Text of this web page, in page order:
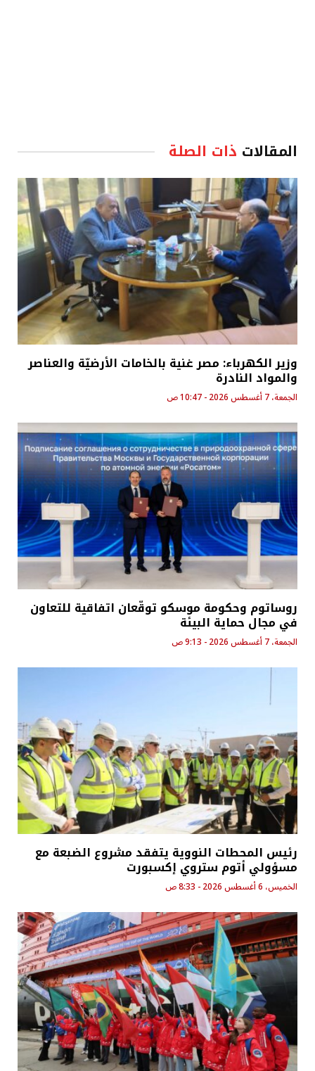
المقالات ذات الصلة
وزير الكهرباء: مصر غنية بالخامات الأرضيّة والعناصر
والمواد النادرة
الجمعة، 7 أغسطس 2026 - 10:47 ص
روساتوم وحكومة موسكو توقّعان اتفاقية للتعاون
في مجال حماية البيئة
الجمعة، 7 أغسطس 2026 - 9:13 ص
رئيس المحطات النووية يتفقد مشروع الضبعة مع
مسؤولي أتوم ستروي إكسبورت
الخميس، 6 أغسطس 2026 - 8:33 ص